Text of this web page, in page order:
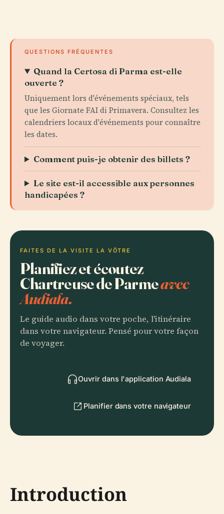
QUESTIONS FRÉQUENTES
Quand la Certosa di Parma est-elle
ouverte ?
Uniquement lors d'événements spéciaux, tels
que les Giornate FAI di Primavera. Consultez les
calendriers locaux d'événements pour connaître
les dates.
Comment puis-je obtenir des billets ?
Le site est-il accessible aux personnes
handicapées ?
FAITES DE LA VISITE LA VÔTRE
Planifiez et écoutez
Chartreuse de Parmeavec
Audiala.
Le guide audio dans votre poche, l'itinéraire
dans votre navigateur. Pensé pour votre façon
de voyager.
Ouvrir dans l'application Audiala
Planifier dans votre navigateur
Introduction